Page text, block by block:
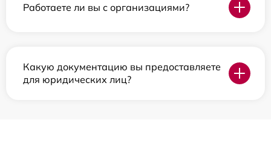
Работаете ли вы с организациями?
Какую документацию вы предоставляете
для юридических лиц?